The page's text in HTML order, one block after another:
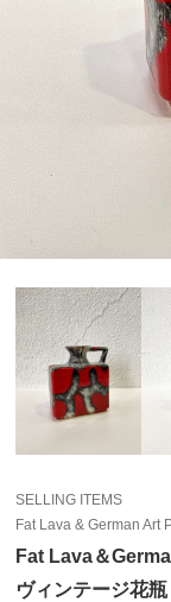
SELLING ITEMS
Fat Lava & German Art
Fat Lava＆
ヴィンテージ花